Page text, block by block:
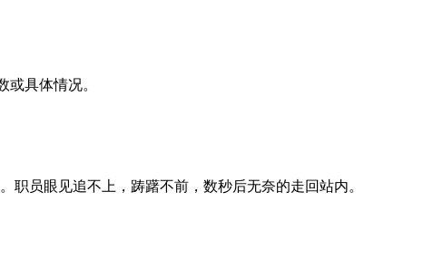
具体情况。
。职员眼见追不上，踌躇不前，数秒后无奈的走回站内。